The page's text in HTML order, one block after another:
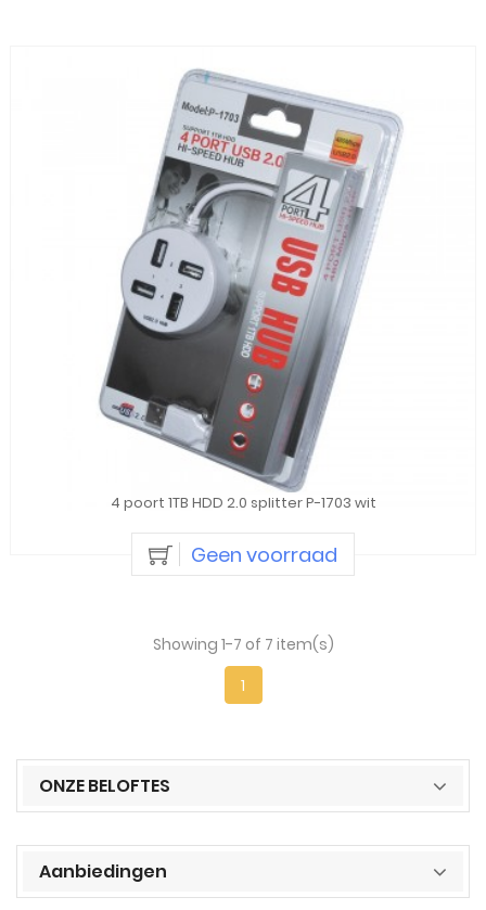
4 poort 1TB HDD 2.0 splitter P-1703 wit
Geen voorraad
Showing 1-7 of 7 item(s)
1
ONZE BELOFTES
Aanbiedingen